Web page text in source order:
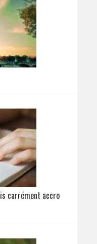
carrément accro